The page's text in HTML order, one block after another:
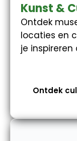
Kunst &
Ontdek
locaties en
je
Ontdek